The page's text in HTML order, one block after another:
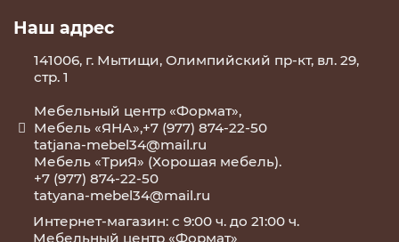
Наш адрес
141006, г. Мытищи, Олимпийский пр-кт, вл. 29,
стр. 1
Мебельный центр «Формат»,
Мебель «ЯНА»,+7 (977) 874-22-50
tatjana-mebel34@mail.ru
Мебель «ТриЯ» (Хорошая мебель).
+7 (977) 874-22-50
tatyana-mebel34@mail.ru
Интернет-магазин: с 9:00 ч. до 21:00 ч.
Мебельный центр «Формат»